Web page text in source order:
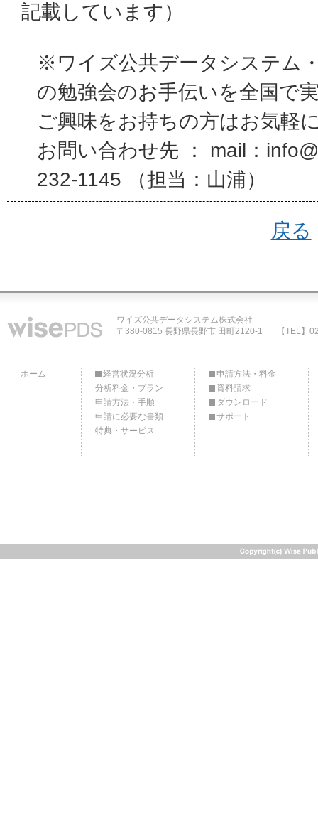
記載しています）
※ワイズ公共データシステム
の勉強会のお手伝いを全国で
ご興味をお持ちの方はお気軽
お問い合わせ先 ： mail：
232-1145 （担当：山浦）
戻る
ワイズ公共データシステム株式会社
〒380-0815 長野県長野市 田町2120-1
【TEL】
ホーム
経営状況分析
分析料金・プラン
申請方法・手順
申請に必要な書類
特典・サービス
申請方法・料金
資料請求
ダウンロード
サポート